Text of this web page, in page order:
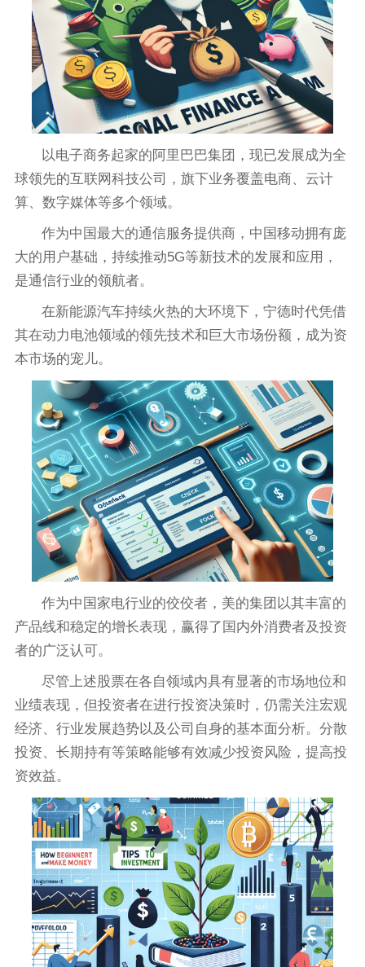
以电子商务起家的阿里巴巴集团，现已发展成为全
球领先的互联网科技公司，旗下业务覆盖电商、云计
算、数字媒体等多个领域。
作为中国最大的通信服务提供商，中国移动拥有庞
大的用户基础，持续推动5G等新技术的发展和应用，
是通信行业的领航者。
在新能源汽车持续火热的大环境下，宁德时代凭借
其在动力电池领域的领先技术和巨大市场份额，成为资
本市场的宠儿。
作为中国家电行业的佼佼者，美的集团以其丰富的
产品线和稳定的增长表现，赢得了国内外消费者及投资
者的广泛认可。
尽管上述股票在各自领域内具有显著的市场地位和
业绩表现，但投资者在进行投资决策时，仍需关注宏观
经济、行业发展趋势以及公司自身的基本面分析。分散
投资、长期持有等策略能够有效减少投资风险，提高投
资效益。